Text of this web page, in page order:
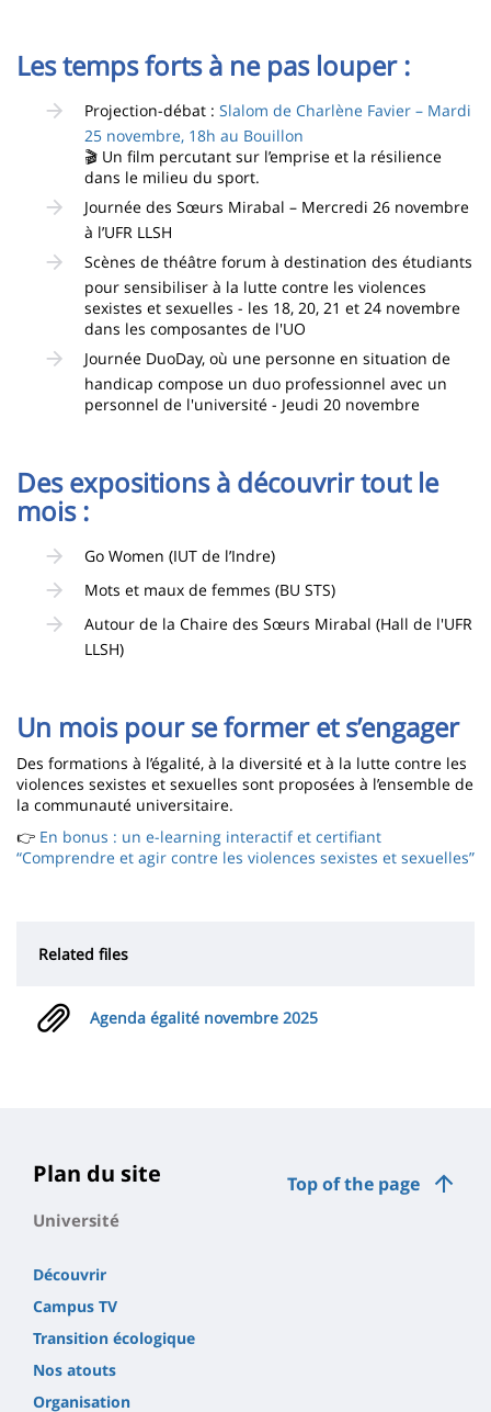
Les temps forts à ne pas louper :
Projection-débat : Slalom de Charlène Favier – Mardi
25 novembre, 18h au Bouillon
🎬 Un film percutant sur l’emprise et la résilience
dans le milieu du sport.
Journée des Sœurs Mirabal – Mercredi 26 novembre
à l’UFR LLSH
Scènes de théâtre forum à destination des étudiants
pour sensibiliser à la lutte contre les violences
sexistes et sexuelles - les 18, 20, 21 et 24 novembre
dans les composantes de l'UO
Journée DuoDay, où une personne en situation de
handicap compose un duo professionnel avec un
personnel de l'université - Jeudi 20 novembre
Des expositions à découvrir tout le
mois :
Go Women (IUT de l’Indre)
Mots et maux de femmes (BU STS)
Autour de la Chaire des Sœurs Mirabal (Hall de l'UFR
LLSH)
Un mois pour se former et s’engager
Des formations à l’égalité, à la diversité et à la lutte contre les
violences sexistes et sexuelles sont proposées à l’ensemble de
la communauté universitaire.
👉 En bonus : un e-learning interactif et certifiant
“Comprendre et agir contre les violences sexistes et sexuelles”
Related files
Agenda égalité novembre 2025
Top of the page
Plan du site
Université
Découvrir
Campus TV
Transition écologique
Nos atouts
Organisation